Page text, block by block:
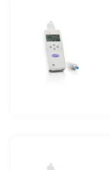
Filter op merk
Amplivox(8)
Medische